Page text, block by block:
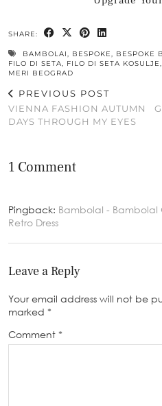
SHARE:
BAMBOLAI, BESPOKE, BESPOKE
FILO DI SETA, FILO DI SETA KOSULJE,
MERI BEOGRAD
PREVIOUS POST
VIENNA FASHION AUTUMN
DAYS THROUGH MY EYES
1 Comment
Pingback: BambolaI -
Retro Dress
Leave a Reply
Your email address will not be
marked *
Comment *